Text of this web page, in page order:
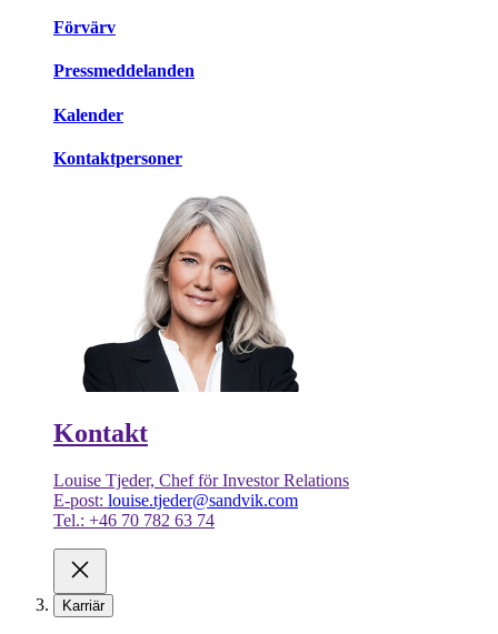
Förvärv
Pressmeddelanden
Kalender
Kontaktpersoner
Kontakt
Louise Tjeder, Chef för Investor Relations
E-post: louise.tjeder@sandvik.com
Tel.: +46 70 782 63 74
Karriär